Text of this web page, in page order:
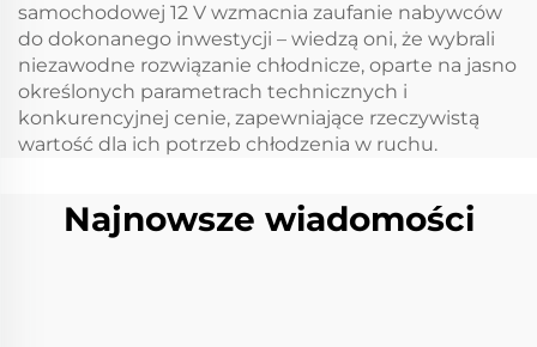
samochodowej 12 V wzmacnia zaufanie nabywców
do dokonanego inwestycji – wiedzą oni, że wybrali
niezawodne rozwiązanie chłodnicze, oparte na jasno
określonych parametrach technicznych i
konkurencyjnej cenie, zapewniające rzeczywistą
wartość dla ich potrzeb chłodzenia w ruchu.
Najnowsze wiadomości